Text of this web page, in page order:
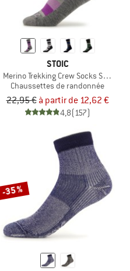
Socks
STOIC
Merino Trekking Crew Socks Stripes
Chaussettes de randonnée
22,95 € à partir de 12,62 €
4,8(157)
-35 %